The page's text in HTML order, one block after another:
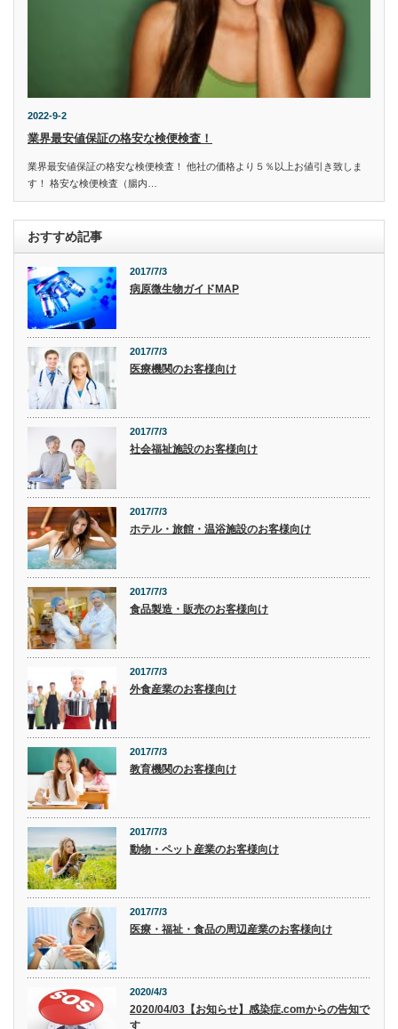
2022-9-2
業界最安値保証の格安な検便検査！
業界最安値保証の格安な検便検査！ 他社の価格より５％以上お値引き致しま
す！ 格安な検便検査（腸内…
おすすめ記事
2017/7/3
病原微生物ガイドMAP
2017/7/3
医療機関のお客様向け
2017/7/3
社会福祉施設のお客様向け
2017/7/3
ホテル・旅館・温浴施設のお客様向け
2017/7/3
食品製造・販売のお客様向け
2017/7/3
外食産業のお客様向け
2017/7/3
教育機関のお客様向け
2017/7/3
動物・ペット産業のお客様向け
2017/7/3
医療・福祉・食品の周辺産業のお客様向け
2020/4/3
2020/04/03【お知らせ】感染症.comからの告知で
す